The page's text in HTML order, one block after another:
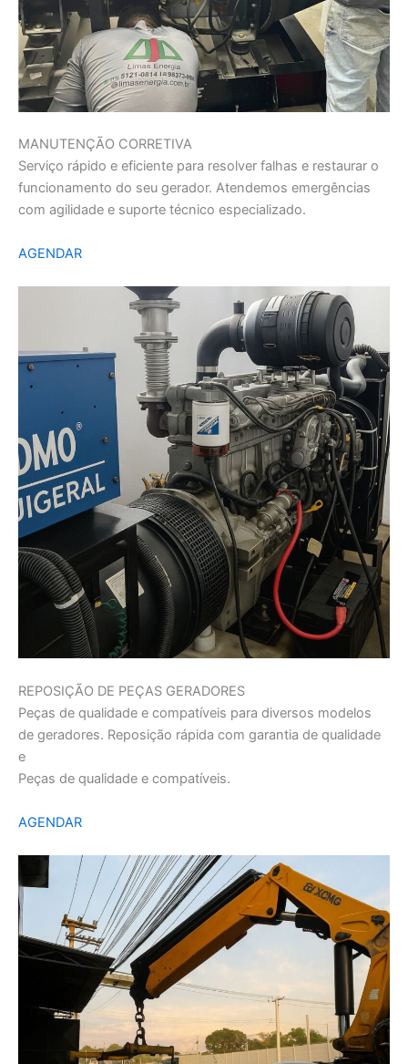
MANUTENÇÃO CORRETIVA
Serviço rápido e eficiente para resolver falhas e restaurar o
funcionamento do seu gerador. Atendemos emergências
com agilidade e suporte técnico especializado.
AGENDAR
REPOSIÇÃO DE PEÇAS GERADORES
Peças de qualidade e compatíveis para diversos modelos
de geradores. Reposição rápida com garantia de qualidade
e
Peças de qualidade e compatíveis.
AGENDAR